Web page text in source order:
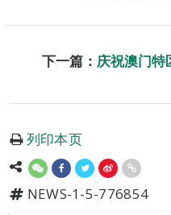
下一篇： 庆祝澳门特
列印本页
NEWS-1-5-776854